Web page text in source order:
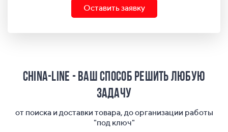
Оставить заявку
China-Line - ваш способ решить любую
задачу
от поиска и доставки товара, до организации работы
"под ключ"